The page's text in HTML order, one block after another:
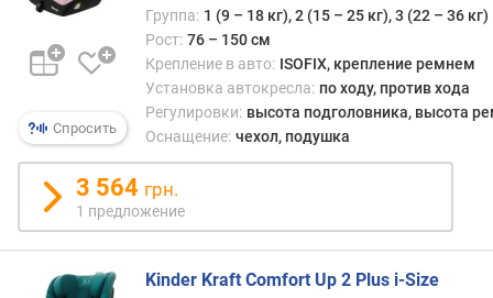
е
ы
х
д
о
о
Спросить
Группа: 1 (9 – 18 кг), 2 (15 – 25 кг), 3 (22 – 36 кг)
Рост: 76 – 150 см
Крепление в авто: ISOFIX, крепление ремнем
Установка автокресла: по ходу, против хода
Регулировки: высота подголовника, высота
Оснащение: чехол, подушка
3 564 грн.
1 предложение
Kinder Kraft Comfort Up 2 Plus i-Size